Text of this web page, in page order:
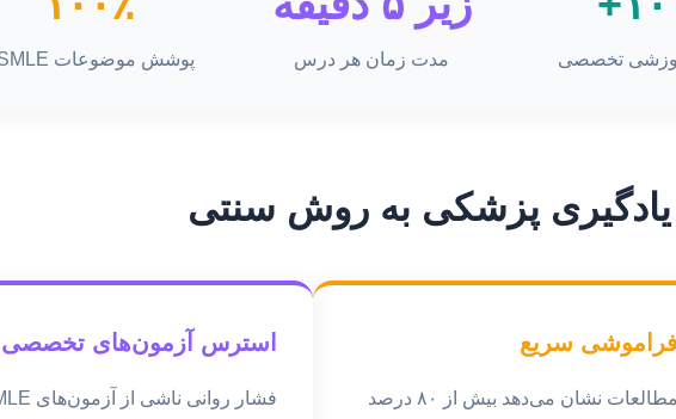
تخصصی مدت زمان هر درس پوشش موضوعات USMLE
پزشکی به روش سنتی
فراموشی سریع
مطالعات نشان می‌دهد بیش از ۸۰ درصد
استرس آزمون‌های تخصصی